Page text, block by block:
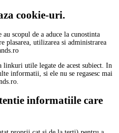
cookie-uri.
scopul de a aduce la cunostinta
plasarea, utilizarea si administrarea
linkuri utile legate de acest subiect. In
informatii, si ele nu se regasesc mai
informatiile care